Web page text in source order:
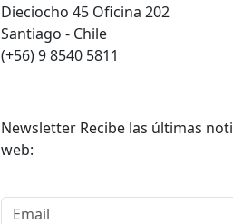
Dieciocho 45 Oficina 202
Santiago - Chile
(+56) 9 8540 5811
Newsletter Recibe las últimas
web: